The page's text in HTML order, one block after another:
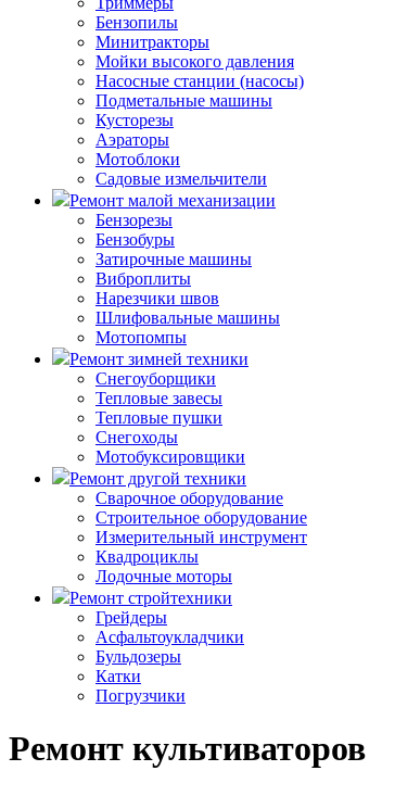
Бензопилы
Минитракторы
Мойки высокого давления
Насосные станции (насосы)
Подметальные машины
Кусторезы
Аэраторы
Мотоблоки
Садовые измельчители
Ремонт малой механизации
Бензорезы
Бензобуры
Затирочные машины
Виброплиты
Нарезчики швов
Шлифовальные машины
Мотопомпы
Ремонт зимней техники
Снегоуборщики
Тепловые завесы
Тепловые пушки
Снегоходы
Мотобуксировщики
Ремонт другой техники
Сварочное оборудование
Строительное оборудование
Измерительный инструмент
Квадроциклы
Лодочные моторы
Ремонт стройтехники
Грейдеры
Асфальтоукладчики
Бульдозеры
Катки
Погрузчики
Ремонт культиваторов